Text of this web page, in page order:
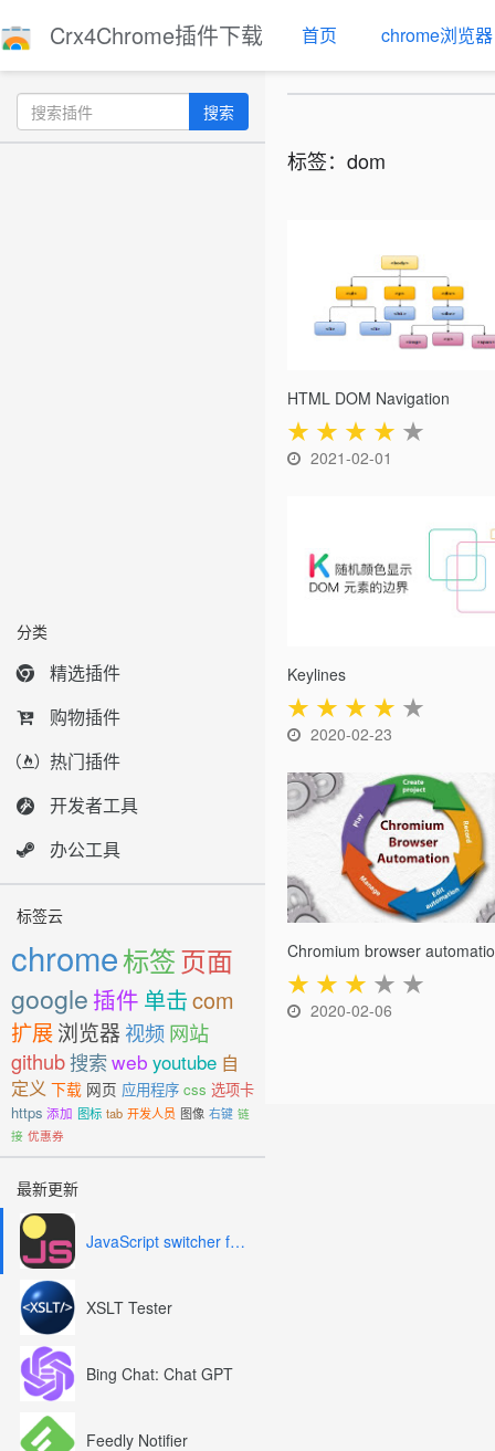
Crx4Chrome插件下载 首页 chrome浏览器
搜索
分类
精选插件
购物插件
热门插件
开发者工具
办公工具
标签云
chrome标签页面
google 插件 单击com
扩展浏览器 视频网站
github搜索web youtube 自
定义 下载 网页 应用程序 css 选项卡
https 添加 图标 tab 开发人员 图像 右键 链
接 优惠券
最新更新
JavaScript switcher for SEO and development
XSLT Tester
Bing Chat: Chat GPT
Feedly Notifier
标签：dom
HTML DOM Navigation
★ ★ ★ ★ ★
2021-02-01
Keylines
★ ★ ★ ★ ★
2020-02-23
Chromium browser
★ ★ ★ ★ ★
2020-02-06